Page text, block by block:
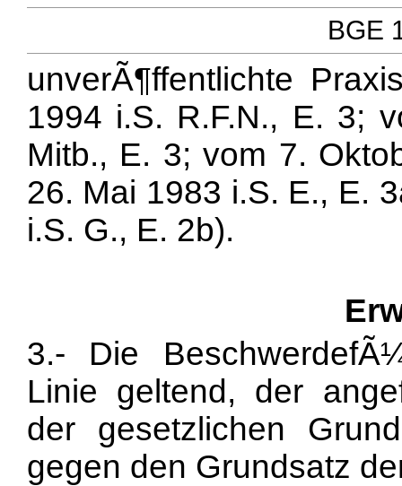
BGE
unverÃ¶ffentlichte
1994 i.S. R.F.N., E. 3;
Mitb., E. 3; vom 7.
26. Mai 1983 i.S. E., E.
i.S. G., E. 2b).
3.- Die
Linie geltend, der
der gesetzlichen
gegen den Grundsatz